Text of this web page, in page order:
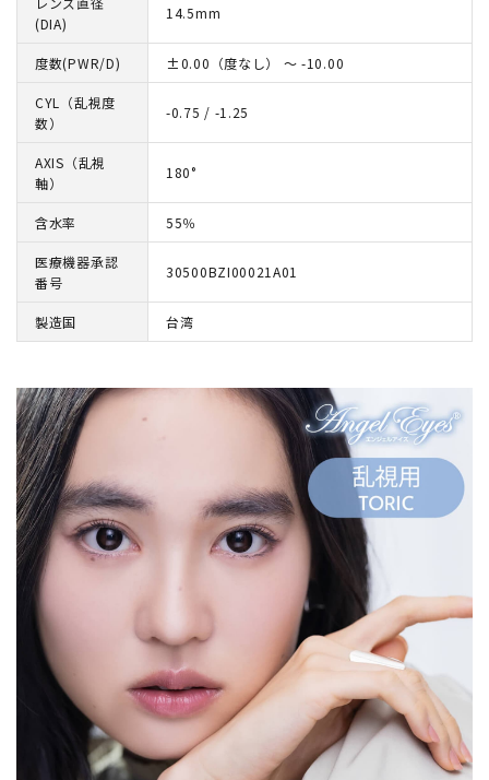
(DIA)
14.5mm
度数(PWR/D) ±0.00（度なし） ～ -10.00
CYL（乱視度
数）
-0.75 / -1.25
AXIS（乱視
軸）
180°
含水率 55％
医療機器承認
番号
30500BZI00021A01
製造国 台湾